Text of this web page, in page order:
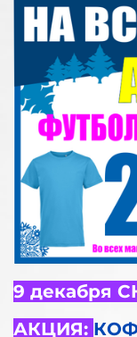
9 декабря
АКЦИЯ: